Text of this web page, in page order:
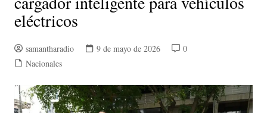
eléctricos
samantharadio 9 de mayo de 2026
0
Nacionales